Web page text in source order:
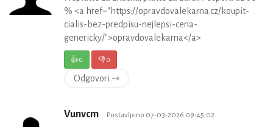
% <a href="https://opravdovalekarna.cz/koupit-
cialis-bez-predpisu-nejlepsi-cena-
genericky/">opravdovalekarna</a>
👍0 👎0
Odgovori ⇾
Vunvcm Postavljeno 07-03-2026 09:45:02